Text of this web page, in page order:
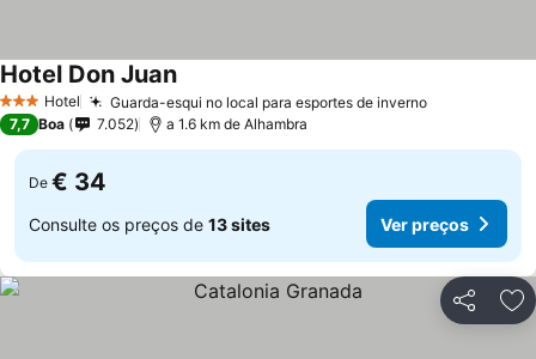
3 EstrelasHotel Guarda-esqui no local para esportes de inverno
Hotel Don Juan
7,7 Boa 7.052 a 1.6 km de Alhambra
De € 34
Consulte os preços de 13 sites Ver preços
Partilhar